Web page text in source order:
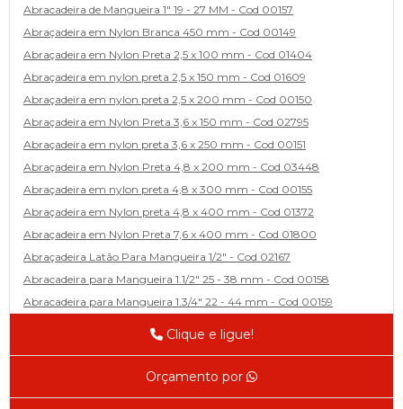
Abracadeira de Mangueira 1" 19 - 27 MM - Cod 00157
Abraçadeira em Nylon Branca 450 mm - Cod 00149
Abraçadeira em Nylon Preta 2,5 x 100 mm - Cod 01404
Abraçadeira em nylon preta 2,5 x 150 mm - Cod 01609
Abraçadeira em nylon preta 2,5 x 200 mm - Cod 00150
Abraçadeira em Nylon Preta 3,6 x 150 mm - Cod 02795
Abraçadeira em nylon preta 3,6 x 250 mm - Cod 00151
Abraçadeira em Nylon Preta 4,8 x 200 mm - Cod 03448
Abraçadeira em nylon preta 4,8 x 300 mm - Cod 00155
Abraçadeira em Nylon preta 4,8 x 400 mm - Cod 01372
Abraçadeira em Nylon Preta 7,6 x 400 mm - Cod 01800
Abraçadeira Latão Para Mangueira 1/2" - Cod 02167
Abracadeira para Mangueira 1.1/2" 25 - 38 mm - Cod 00158
Abracadeira para Mangueira 1.3/4" 22 - 44 mm - Cod 00159
Abracadeira para Mangueira 1/2' 14 - 22 - Cod 02585
Abracadeira para Mangueira 2" 44 - 57 - Cod 02471
Clique e ligue!
Orçamento por